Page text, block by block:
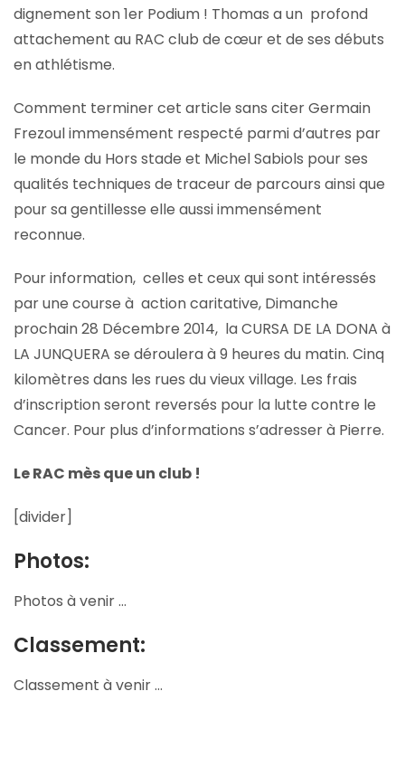
dignement son 1er Podium ! Thomas a un profond
attachement au RAC club de cœur et de ses débuts
en athlétisme.
Comment terminer cet article sans citer Germain
Frezoul immensément respecté parmi d’autres par
le monde du Hors stade et Michel Sabiols pour ses
qualités techniques de traceur de parcours ainsi que
pour sa gentillesse elle aussi immensément
reconnue.
Pour information, celles et ceux qui sont intéressés
par une course à action caritative, Dimanche
prochain 28 Décembre 2014, la CURSA DE LA DONA à
LA JUNQUERA se déroulera à 9 heures du matin. Cinq
kilomètres dans les rues du vieux village. Les frais
d’inscription seront reversés pour la lutte contre le
Cancer. Pour plus d’informations s’adresser à Pierre.
Le RAC mès que un club !
[divider]
Photos:
Photos à venir …
Classement:
Classement à venir …